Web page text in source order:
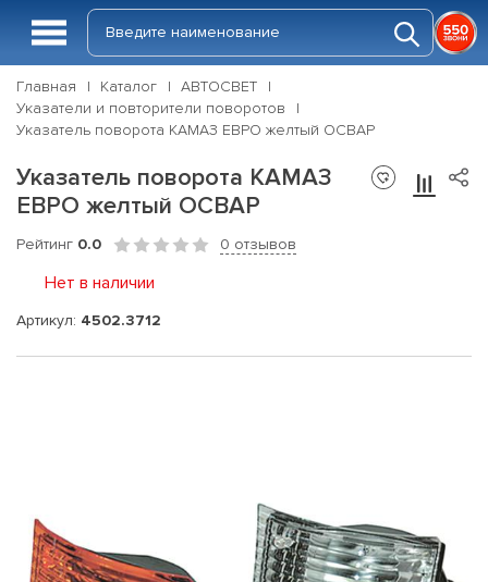
Главная Каталог
АВТОСВЕТ
Указатели и повторители поворотов
Указатель поворота КАМАЗ ЕВРО желтый ОСВАР
Указатель поворота КАМАЗ
ЕВРО желтый ОСВАР
Рейтинг 0.0 0 отзывов
Нет в наличии
Артикул: 4502.3712